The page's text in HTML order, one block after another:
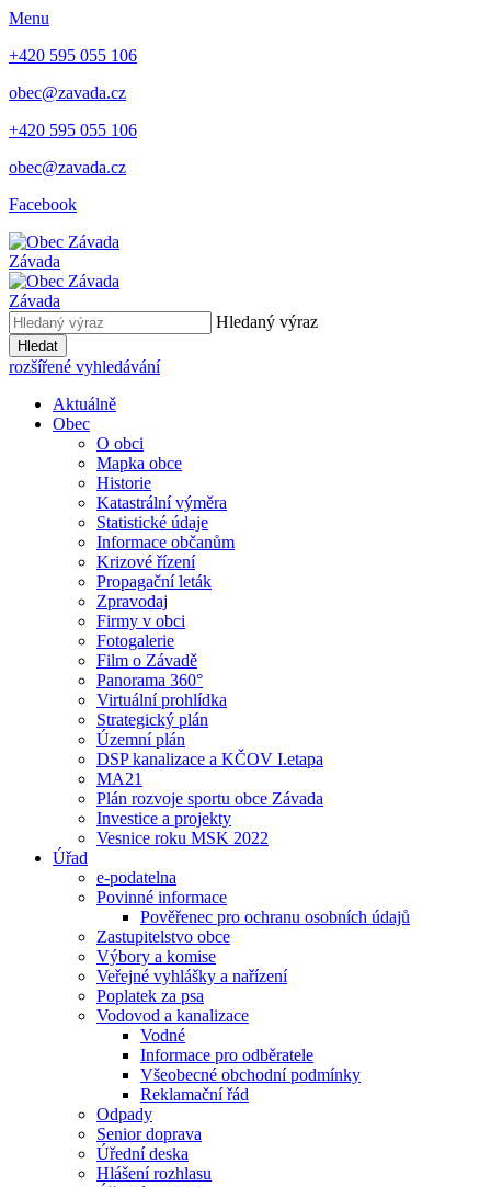
Menu
+420 595 055 106
obec@zavada.cz
+420 595 055 106
obec@zavada.cz
Facebook
Závada
Závada
Hledaný výraz
Hledat
rozšířené vyhledávání
Aktuálně
Obec
O obci
Mapka obce
Historie
Katastrální výměra
Statistické údaje
Informace občanům
Krizové řízení
Propagační leták
Zpravodaj
Firmy v obci
Fotogalerie
Film o Závadě
Panorama 360°
Virtuální prohlídka
Strategický plán
Územní plán
DSP kanalizace a KČOV I.etapa
MA21
Plán rozvoje sportu obce Závada
Investice a projekty
Vesnice roku MSK 2022
Úřad
e-podatelna
Povinné informace
Pověřenec pro ochranu osobních údajů
Zastupitelstvo obce
Výbory a komise
Veřejné vyhlášky a nařízení
Poplatek za psa
Vodovod a kanalizace
Vodné
Informace pro odběratele
Všeobecné obchodní podmínky
Reklamační řád
Odpady
Senior doprava
Úřední deska
Hlášení rozhlasu